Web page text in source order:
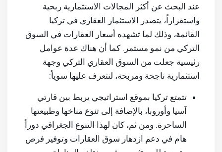
عند البحث عن أكثر المجالات الاستثمارية ربحية
واستقراراً، يتصدر الاستثمار العقاري في تركيا
القائمة، وذلك لما تشهده أسعار العقارات في السوق
التركي من نمو مستمر. كما أن هناك عدة عوامل
رئيسية جعلت من السوق العقاري التركي وجهة
استثمارية ناجحة ومربحة، لنتعرف عليها سوياً:
تتمتع تركيا بموقع استراتيجي يربط بين قارتي
آسيا وأوروبا، بالإضافة إلى تنوع مناخها وطبيعتها
الساحرة. ومن ثم، كان لهذا التنوع الجغرافي دوراً
هام في دعم ازدهار سوق العقارات وتوفير فرص